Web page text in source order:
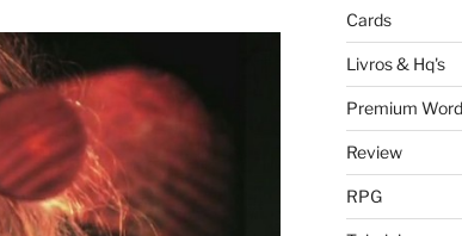
Cards
Livros & Hq's
Premium
Review
RPG